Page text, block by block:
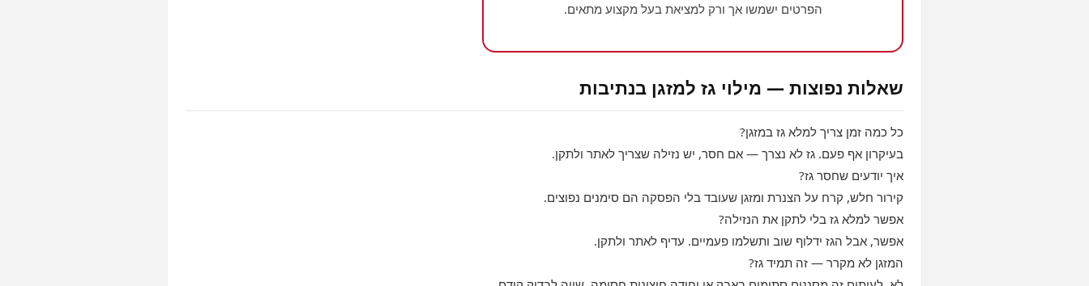
הפרטים ישמשו אך ורק למציאת בעל מקצוע מתאים.
שאלות נפוצות — מילוי גז למזגן בנתיבות
כל כמה זמן צריך למלא גז במזגן?
בעיקרון אף פעם. גז לא נצרך — אם חסר, יש נזילה שצריך לאתר ולתקן.
איך יודעים שחסר גז?
קירור חלש, קרח על הצנרת ומזגן שעובד בלי הפסקה הם סימנים נפוצים.
אפשר למלא גז בלי לתקן את הנזילה?
אפשר, אבל הגז ידלוף שוב ותשלמו פעמיים. עדיף לאתר ולתקן.
המזגן לא מקרר — זה תמיד גז?